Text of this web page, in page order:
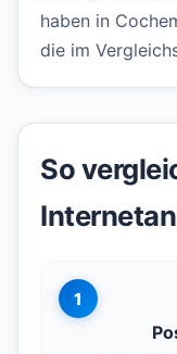
haben in
die im
So
1